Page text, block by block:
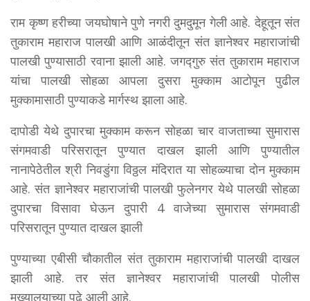
राम कृष्ण हरीच्या जयघोषाने पुणे नगरी दुमदुमून गेली आहे. देहूतून संत
तुकाराम महाराज पालखी आणि आळंदीतून संत ज्ञानेश्वर महाराजांची
पालखी पुण्यासाठी रवाना झाली आहे. जगद्गुरु संत तुकाराम महाराज
यांचा पालखी सोहळा आपला दुसरा मुक्काम आटोपून पुढील
मुक्कामासाठी पुण्याकडे मार्गस्थ झाला आहे.
दापोडी येथे दुपारचा मुक्काम करून सोहळा चार वाजताच्या सुमारास
संगमवाडी परिसरातून पुण्यात दाखल झाली आणि पुण्यातील
नानापेठेतील श्री निवडुंगा विठ्ठल मंदिरात या सोहळ्याचा दोन मुक्काम
आहे. संत ज्ञानेश्वर महाराजांची पालखी फुलेनगर येथे पालखी सोहळा
दुपारचा विसावा घेऊन दुपारी 4 वाजेच्या सुमारास संगमवाडी
परिसरातून पुण्यात दाखल झाली
पुण्याच्या एबीसी चौकातील संत तुकाराम महाराजांची पालखी दाखल
झाली आहे. तर संत ज्ञानेश्वर महाराजांची पालखी पोलीस
मुख्यालयाच्या पुढे आली आहे.